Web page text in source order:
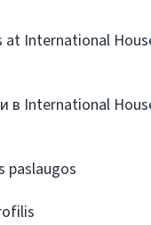
at International
в International
paslaugos